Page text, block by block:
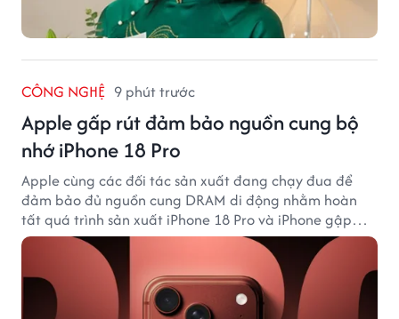
CÔNG NGHỆ 9 phút trước
Apple gấp rút đảm bảo nguồn cung bộ
nhớ iPhone 18 Pro
Apple cùng các đối tác sản xuất đang chạy đua để
đảm bảo đủ nguồn cung DRAM di động nhằm hoàn
tất quá trình sản xuất iPhone 18 Pro và iPhone gập
đầu tiên.